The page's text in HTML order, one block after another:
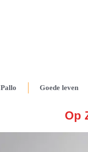
Pallo Goede leven
Op